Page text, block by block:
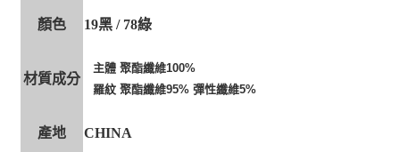
顏色 19黑 / 78綠
材質成分
主體 聚酯纖維100%
羅紋 聚酯纖維95% 彈性纖維5%
產地 CHINA